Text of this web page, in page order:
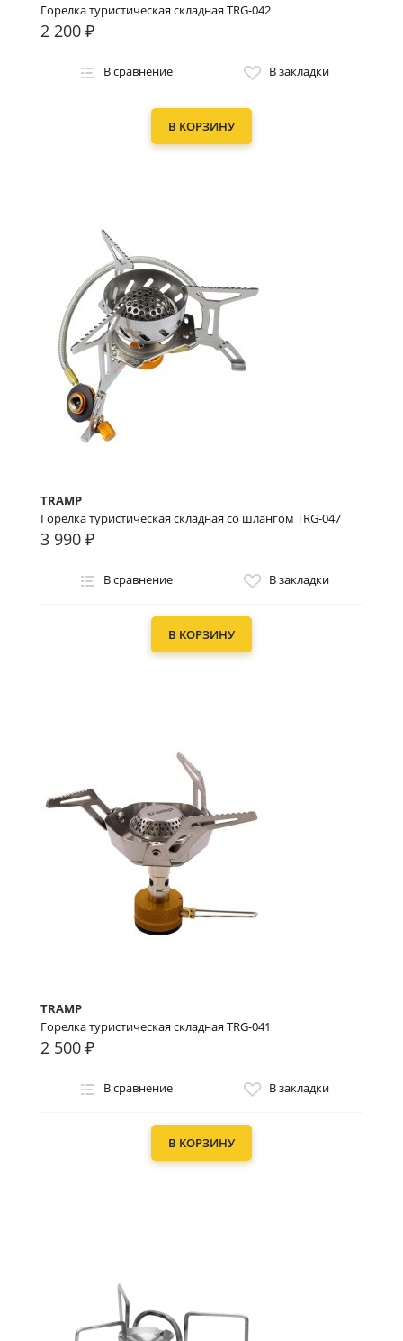
Горелка туристическая складная TRG-042
2 200 ₽
В сравнение В закладки
В КОРЗИНУ
TRAMP
Горелка туристическая складная со шлангом TRG-047
3 990 ₽
В сравнение В закладки
В КОРЗИНУ
TRAMP
Горелка туристическая складная TRG-041
2 500 ₽
В сравнение В закладки
В КОРЗИНУ